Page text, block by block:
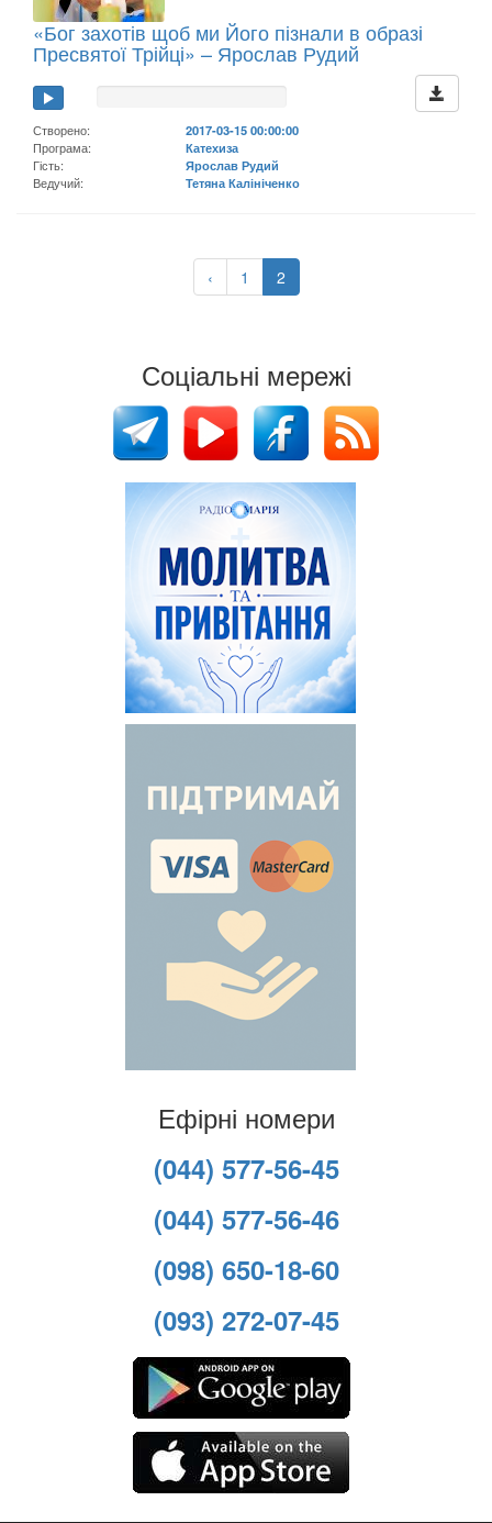
«Бог захотів щоб ми Його пізнали в образі
Пресвятої Трійці» – Ярослав Рудий
Створено:
2017-03-15 00:00:00
Програма:
Катехиза
Гість:
Ярослав Рудий
Ведучий:
Тетяна Калініченко
‹ 1 2
Соціальні мережі
Ефірні номери
(044) 577-56-45
(044) 577-56-46
(098) 650-18-60
(093) 272-07-45